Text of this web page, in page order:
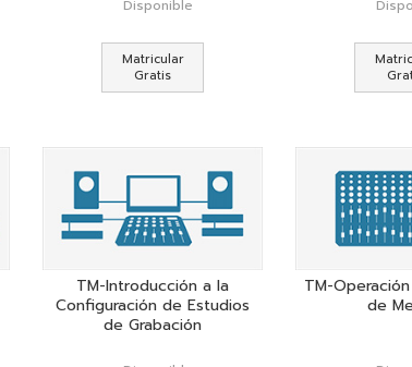
Disponible
Matricular
Gratis
TM-Introducción a la
Configuración de Estudios
de Grabación
TM-
de